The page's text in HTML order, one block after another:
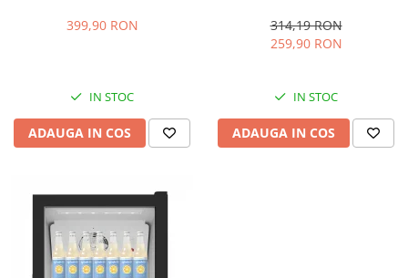
Accesorii, 10 Viteze + Pulse,
399,90 RON
IN STOC
ADAUGA IN COS
detasabil 1.5L, dispozitiv
spumare, filtru dublu din
314,19 RON
259,90 RON
IN STOC
ADAUGA IN COS